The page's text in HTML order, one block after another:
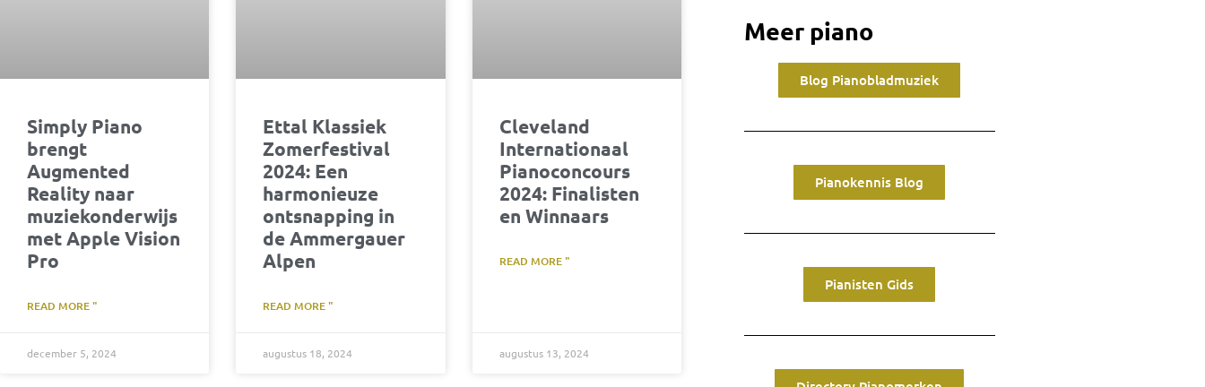
Simply Piano
brengt
Augmented
Reality naar
muziekonderwijs
met Apple Vision
Pro
READ MORE "
december 5, 2024
Ettal Klassiek
Zomerfestival
2024: Een
harmonieuze
ontsnapping in
de Ammergauer
Alpen
READ MORE "
augustus 18, 2024
Cleveland
Internationaal
Pianoconcours
2024: Finalisten
en Winnaars
READ MORE "
augustus 13, 2024
Meer piano
Blog Pianobladmuziek
Pianokennis Blog
Pianisten Gids